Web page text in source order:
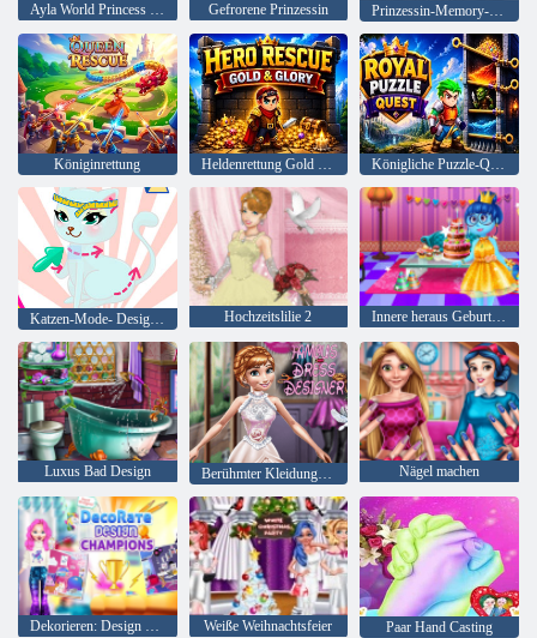
Ayla World Princess Leben Gefrorene Prinzessin Prinzessin-Memory-Match
Königinrettung Heldenrettung Gold und Ruhm Königliche Puzzle-Quest
Hochzeitslilie 2 Innere heraus Geburtstagsfeier
Luxus Bad Design Berühmter Kleidungsdesigner Nägel machen
Dekorieren: Design Champions Weiße Weihnachtsfeier Paar Hand Casting